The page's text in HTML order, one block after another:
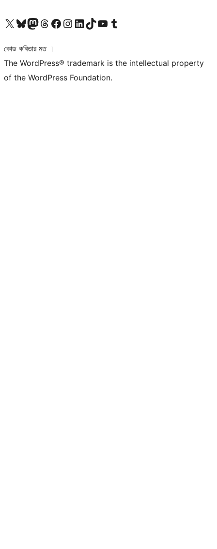
আমাদের X (আগের টুইটার) অ্যাকাউন্টে যানআমাদের Bluesky অ্যাকাউন্টটি দেখুনআমাদের মাস্টোডন অ্যাকাউন্টটি দেখুনআমাদের থ্রেডস অ্যাকাউন্টটি দেখুনআমাদের ফেসবুক পেজ দেখুনআমাদের ইন্সটাগ্রাম অ্যাকাউন্ট দেখুনআমাদের লিঙ্কডইন অ্যাকাউন্টে যানআমাদের TikTok অ্যাকাউন্টটি দেখুনআমাদের ইউটিউব চ্যানেলে যান আমাদের টাম্বলার অ্যাকাউন্ট দেখুন
কোড কবিতার মত ।
The WordPress® trademark is the intellectual property
of the WordPress Foundation.